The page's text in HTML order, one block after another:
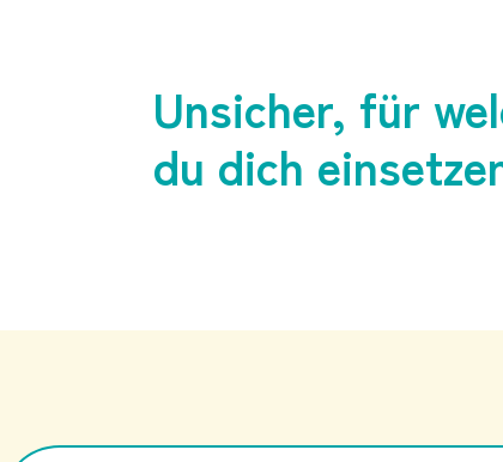
Unsicher, für
du dich